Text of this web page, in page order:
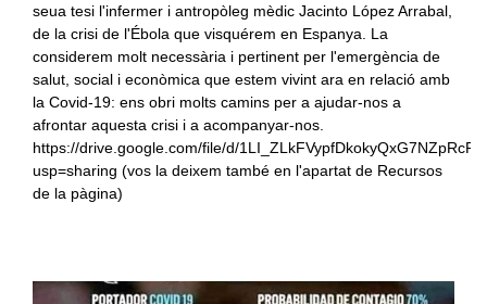
TO
VILLAIN.
Consequences
of
Moral
Panic
in
the
seua tesi l'infermer i antropòleg mèdic Jacinto López Arrabal,
de la crisi de l'Ébola que visquérem en Espanya. La
considerem molt necessària i pertinent per l'emergència de
salut, social i econòmica que estem vivint ara en relació amb
la Covid-19: ens obri molts camins per a ajudar-nos a
afrontar aquesta crisi i a acompanyar-nos.
https://drive.google.com/file/d/
usp=sharing (vos la deixem també en l'apartat de Recursos
de la pàgina)